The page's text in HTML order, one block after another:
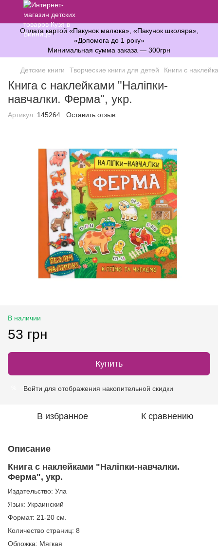
Оплата картой «Пакунок малюка», «Пакунок школяра»,
«Допомога до 1 року»
Минимальная сумма заказа — 300грн
Детские книги Творческие книги для детей Книги с
Книга с наклейками "Наліпки-
навчалки. Ферма", укр.
Артикул: 145264 Оставить отзыв
В наличии
53 грн
Купить
Войти для отображения накопительной скидки
В избранное К сравнению
Описание
Книга с наклейками "Наліпки-навчалки.
Ферма", укр.
Издательство: Ула
Язык: Украинский
Формат: 21-20 см.
Количество страниц: 8
Обложка: Мягкая